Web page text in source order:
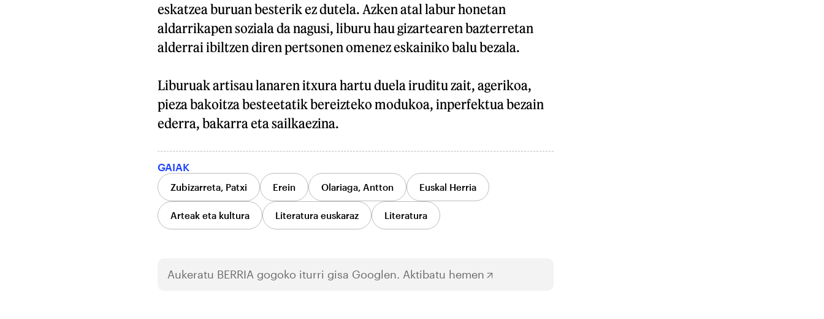
eskatzea buruan besterik ez dutela. Azken atal labur honetan
aldarrikapen soziala da nagusi, liburu hau gizartearen bazterretan
alderrai ibiltzen diren pertsonen omenez eskainiko balu bezala.
Liburuak artisau lanaren itxura hartu duela iruditu zait, agerikoa,
pieza bakoitza besteetatik bereizteko modukoa, inperfektua bezain
ederra, bakarra eta sailkaezina.
GAIAK
Zubizarreta, Patxi Erein Olariaga, Antton Euskal Herria
Arteak eta kultura Literatura euskaraz Literatura
Aukeratu BERRIA gogoko iturri gisa Googlen. Aktibatu hemen